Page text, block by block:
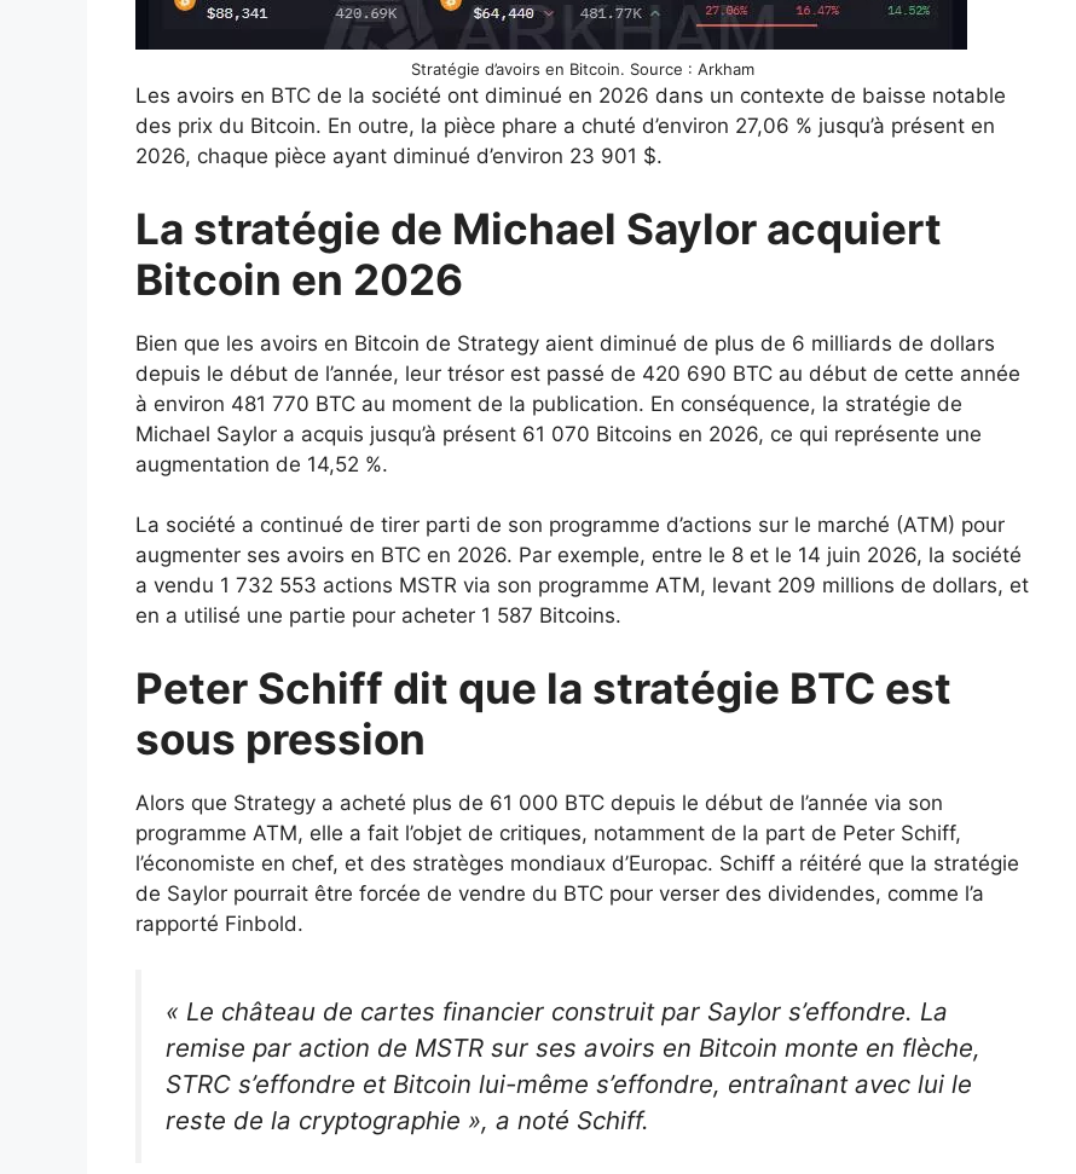
Stratégie d’avoirs en Bitcoin. Source : Arkham
Les avoirs en BTC de la société ont diminué en 2026 dans un contexte de baisse notable
des prix du Bitcoin. En outre, la pièce phare a chuté d’environ 27,06 % jusqu’à présent en
2026, chaque pièce ayant diminué d’environ 23 901 $.
La stratégie de Michael Saylor acquiert
Bitcoin en 2026
Bien que les avoirs en Bitcoin de Strategy aient diminué de plus de 6 milliards de dollars
depuis le début de l’année, leur trésor est passé de 420 690 BTC au début de cette année
à environ 481 770 BTC au moment de la publication. En conséquence, la stratégie de
Michael Saylor a acquis jusqu’à présent 61 070 Bitcoins en 2026, ce qui représente une
augmentation de 14,52 %.
La société a continué de tirer parti de son programme d’actions sur le marché (ATM) pour
augmenter ses avoirs en BTC en 2026. Par exemple, entre le 8 et le 14 juin 2026, la société
a vendu 1 732 553 actions MSTR via son programme ATM, levant 209 millions de dollars, et
en a utilisé une partie pour acheter 1 587 Bitcoins.
Peter Schiff dit que la stratégie BTC est
sous pression
Alors que Strategy a acheté plus de 61 000 BTC depuis le début de l’année via son
programme ATM, elle a fait l’objet de critiques, notamment de la part de Peter Schiff,
l’économiste en chef, et des stratèges mondiaux d’Europac. Schiff a réitéré que la stratégie
de Saylor pourrait être forcée de vendre du BTC pour verser des dividendes, comme l’a
rapporté Finbold.
« Le château de cartes financier construit par Saylor s’effondre. La
remise par action de MSTR sur ses avoirs en Bitcoin monte en flèche,
STRC s’effondre et Bitcoin lui-même s’effondre, entraînant avec lui le
reste de la cryptographie », a noté Schiff.